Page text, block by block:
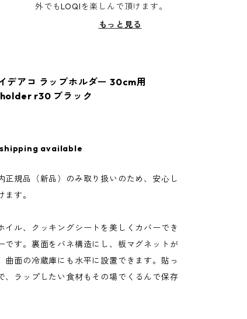
外でもLOQIを楽しんで頂けます。
もっと見る
デアコ ラップホルダー 30cm用
r30 ブラック
available
正規品（新品）のみ取り扱いのため、安心し
す。
イル、クッキングシートを美しくカバーでき
です。裏面をバネ構造にし、板マグネットが
曲面の冷蔵庫にも水平に設置できます。貼っ
、ラップしたい食材もその場でくるんで保存